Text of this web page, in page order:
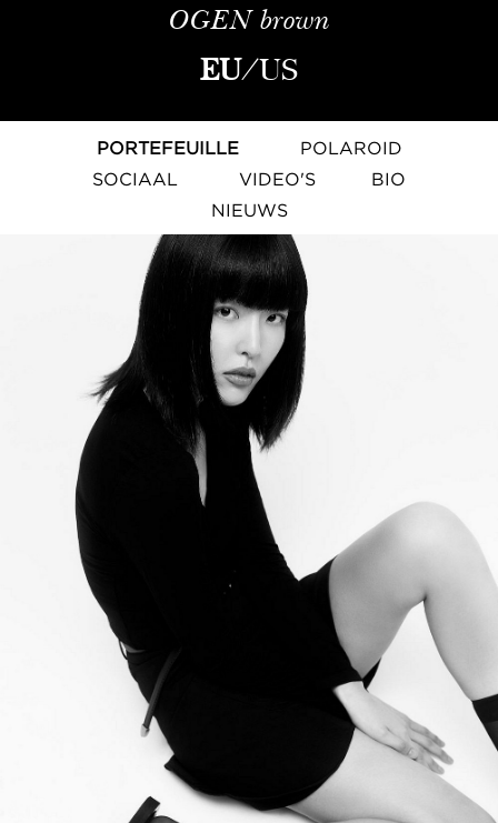
OGEN brown
EU/US
PORTEFEUILLE
POLAROID
SOCIAAL
VIDEO'S
BIO
NIEUWS